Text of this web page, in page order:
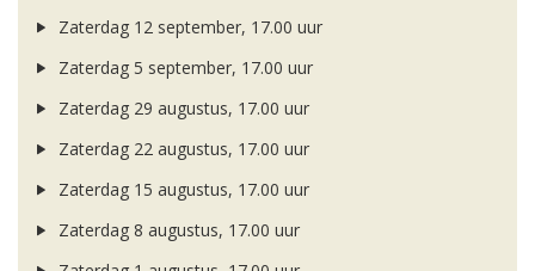
Zaterdag 12 september, 17.00 uur
Zaterdag 5 september, 17.00 uur
Zaterdag 29 augustus, 17.00 uur
Zaterdag 22 augustus, 17.00 uur
Zaterdag 15 augustus, 17.00 uur
Zaterdag 8 augustus, 17.00 uur